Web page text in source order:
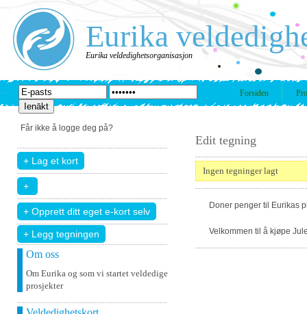
Eurika
Eurika veldedighetsorganisasjon
Forsiden
Får ikke å logge deg på?
+ Legg tegningen
Om oss
Om Eurika og som vi startet veldedige
prosjekter
Edit tegning
Ingen tegninger lagt
Doner penger til Eurikas
Velkommen til å kjøpe